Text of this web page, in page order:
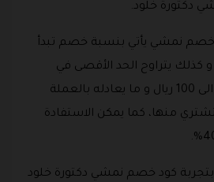
دكتورة خلود.
نمشي يأتي بنسبة خصم تبدأ
لتصل إلى 25% و كذلك يتراوح الحد الأقصى في
الخصم ما بين 50 ريال الى 100 ريال و ما يعادله بالعملة
منها، كما يمكن الاستفادة
كود خصم نمشي دكتورة خلود